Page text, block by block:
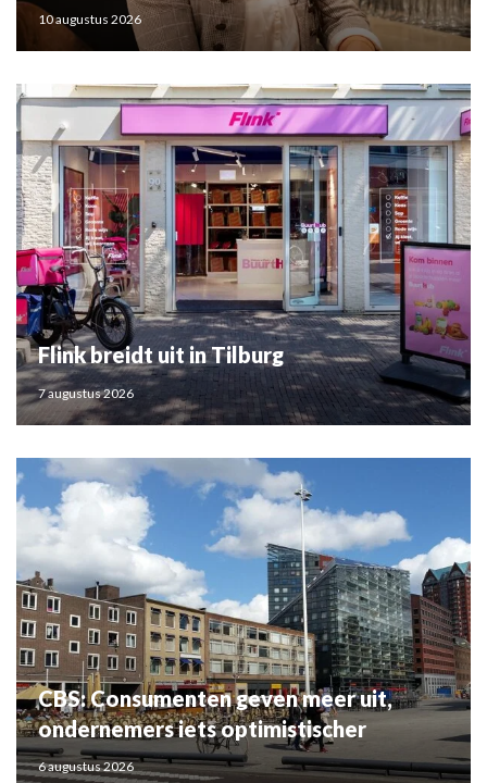
10 augustus 2026
Flink breidt uit in Tilburg
7 augustus 2026
CBS: Consumenten geven meer uit,
ondernemers iets optimistischer
6 augustus 2026